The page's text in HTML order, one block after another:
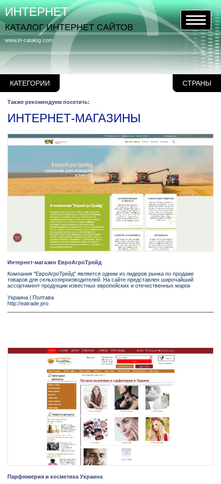
КАТЕГОРИИ СТРАНЫ
www.in-catalog.com
ИНТЕРНЕТ
КАТАЛОГ ИНТЕРНЕТ САЙТОВ
Также рекомендуем посетить:
ИНТЕРНЕТ-МАГАЗИНЫ
Интернет-магазин ЕвроАгроТрейд
Компания "ЕвроАгроТрейд" является одним из лидеров рынка по продаже
товаров для сельхозпроизводителей. На сайте представлен широчайший
ассортимент продукции известных европейских и отечественных марок
Украина
Полтава
http://eatrade.pro
Парфюмерия и косметика Украина